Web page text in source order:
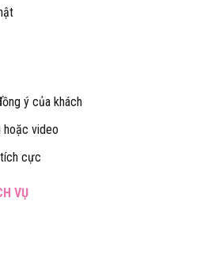
ý của khách
hoặc video
tích cực
VỤ